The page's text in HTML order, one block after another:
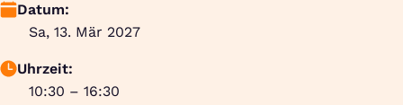
Datum:
Sa, 13. Mär 2027
Uhrzeit:
10:30 – 16:30